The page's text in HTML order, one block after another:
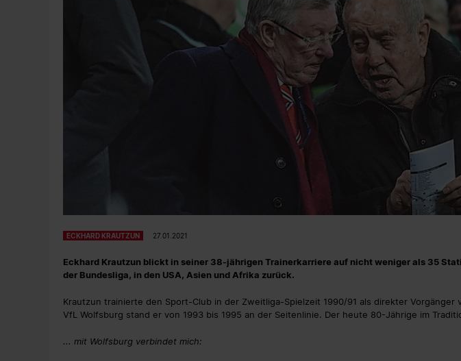
ECKHARD KRAUTZUN 27.01.2021
Eckhard Krautzun blickt in seiner 38-jährigen Trainerkarriere auf nicht weniger als 35
der Bundesliga, in den USA, Asien und Afrika zurück.
Krautzun trainierte den Sport-Club in der Zweitliga-Spielzeit 1990/91 als direkter Vorgänger
VfL Wolfsburg stand er von 1993 bis 1995 an der Seitenlinie. Der heute 80-Jährige im
... mit Wolfsburg verbindet mich: